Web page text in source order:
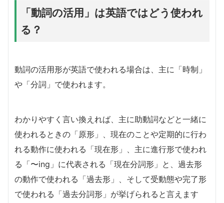
「動詞の活用」は英語ではどう使われ
る？
動詞の活用形が英語で使われる場合は、主に「時制」
や「分詞」で使われます。
わかりやすく言い換えれば、主に助動詞などと一緒に
使われるときの「原形」、現在のことや定期的に行わ
れる動作に使われる「現在形」、主に進行形で使われ
る「〜ing」に代表される「現在分詞形」と、過去形
の動作で使われる「過去形」、そして受動態や完了形
で使われる「過去分詞形」が挙げられると言えます